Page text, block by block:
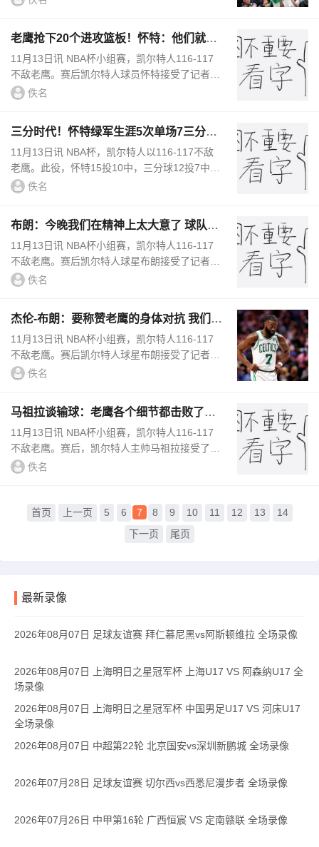
老鹰抢下20个进攻篮板！怀特：他们就是
更有侵略性 他们更想赢
11月13日讯 NBA杯小组赛，凯尔特人116-117
不敌老鹰。赛后凯尔特人球员怀特接受了记者的
采访。谈到本场比赛老鹰抢下20个进攻篮板，怀
佚名
三分时代！怀特绿军生涯5次单场7三分排
队史第四 雷-阿伦仅4次
11月13日讯 NBA杯，凯尔特人以116-117不敌
老鹰。此役，怀特15投10中，三分球12投7中，
罚球5罚4中，得到31分6篮板5助攻1抢断。据统
佚名
布朗：今晚我们在精神上太大意了 球队表
现得太随意
11月13日讯 NBA杯小组赛，凯尔特人116-117
不敌老鹰。赛后凯尔特人球星布朗接受了记者的
采访。谈到本场比赛的失利，布朗说道：“我认
佚名
杰伦-布朗：要称赞老鹰的身体对抗 我们就
是要做得更好
11月13日讯 NBA杯小组赛，凯尔特人116-117
不敌老鹰。赛后凯尔特人球星布朗接受了记者的
采访。谈到本场比赛的失利，布朗说道：“我觉
佚名
马祖拉谈输球：老鹰各个细节都击败了我
们 他们配得上胜利
11月13日讯 NBA杯小组赛，凯尔特人116-117
不敌老鹰。赛后，凯尔特人主帅马祖拉接受了记
者的采访。谈及凯尔特人队出现的20次失误，马
佚名
首页 上一页 5 6 7 8 9 10 11 12 13
14
下一页
尾页
最新录像
2026年08月07日 足球友谊赛 拜仁慕尼黑vs阿斯顿维拉 全场录像
2026年08月07日 上海明日之星冠军杯 上海U17 VS 阿森纳U17 全
场录像
2026年08月07日 上海明日之星冠军杯 中国男足U17 VS 河床U17
全场录像
2026年08月07日 中超第22轮 北京国安vs深圳新鹏城 全场录像
2026年07月28日 足球友谊赛 切尔西vs西悉尼漫步者 全场录像
2026年07月26日 中甲第16轮 广西恒宸 VS 定南赣联 全场录像